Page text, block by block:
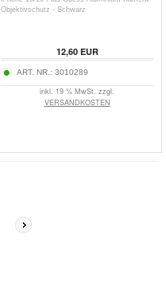
Objektivschutz - Schwarz
12,60EUR
ART. NR.: 3010289
inkl. 19 % MwSt. zzgl.
VERSANDKOSTEN